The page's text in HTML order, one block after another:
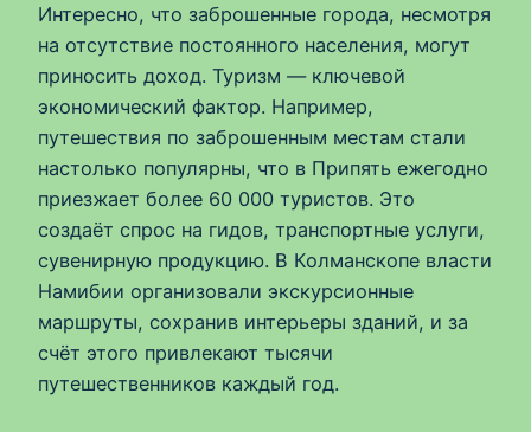
Интересно, что заброшенные города, несмотря
на отсутствие постоянного населения, могут
приносить доход. Туризм — ключевой
экономический фактор. Например,
путешествия по заброшенным местам стали
настолько популярны, что в Припять ежегодно
приезжает более 60 000 туристов. Это
создаёт спрос на гидов, транспортные услуги,
сувенирную продукцию. В Колманскопе власти
Намибии организовали экскурсионные
маршруты, сохранив интерьеры зданий, и за
счёт этого привлекают тысячи
путешественников каждый год.